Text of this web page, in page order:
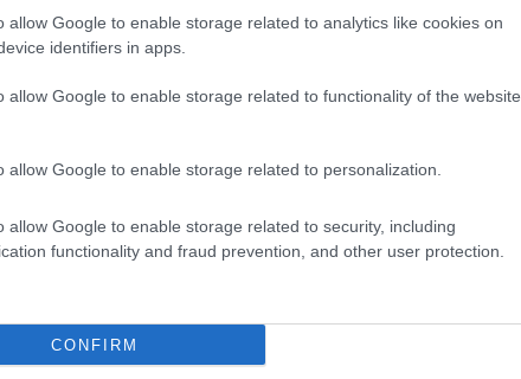
allow Google to enable storage related to analytics like cookies on
identifiers in apps.
allow Google to enable storage related to functionality of the website
allow Google to enable storage related to personalization.
allow Google to enable storage related to security, including
functionality and fraud prevention, and other user protection.
CONFIRM
M1 bővítés: már zajlik a teljesen új
Bicske Kelet csomópont építése
csomópont épül Angyalföldön